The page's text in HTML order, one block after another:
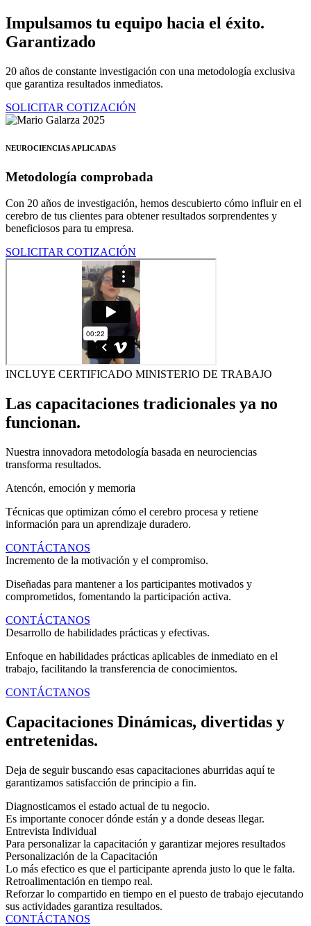
Ir
al
contenido
Impulsamos tu equipo hacia el éxito.
Garantizado
20 años de constante investigación con una metodología exclusiva
que garantiza resultados inmediatos.
SOLICITAR COTIZACIÓN
NEUROCIENCIAS APLICADAS
Metodología comprobada
Con 20 años de investigación, hemos descubierto cómo influir en el
cerebro de tus clientes para obtener resultados sorprendentes y
beneficiosos para tu empresa.
SOLICITAR COTIZACIÓN
INCLUYE CERTIFICADO MINISTERIO DE TRABAJO
Las capacitaciones tradicionales ya no
funcionan.
Nuestra innovadora metodología basada en neurociencias
transforma resultados.
Atencón, emoción y memoria
Técnicas que optimizan cómo el cerebro procesa y retiene
información para un aprendizaje duradero.
CONTÁCTANOS
Incremento de la motivación y el compromiso.
Diseñadas para mantener a los participantes motivados y
comprometidos, fomentando la participación activa.
CONTÁCTANOS
Desarrollo de habilidades prácticas y efectivas.
Enfoque en habilidades prácticas aplicables de inmediato en el
trabajo, facilitando la transferencia de conocimientos.
CONTÁCTANOS
Capacitaciones Dinámicas, divertidas y
entretenidas.
Deja de seguir buscando esas capacitaciones aburridas aquí te
garantizamos satisfacción de principio a fin.
Diagnosticamos el estado actual de tu negocio.
Es importante conocer dónde están y a donde deseas llegar.
Entrevista Individual
Para personalizar la capacitación y garantizar mejores resultados
Personalización de la Capacitación
Lo más efectico es que el participante aprenda justo lo que le falta.
Retroalimentación en tiempo real.
Reforzar lo compartido en tiempo en el puesto de trabajo ejecutando
sus actividades garantiza resultados.
CONTÁCTANOS